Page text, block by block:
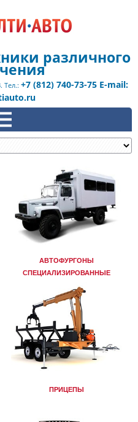
различного
Тел.: +7 (812) 740-73-75 E-mail:
АВТОФУРГОНЫ
СПЕЦИАЛИЗИРОВАННЫЕ
ПРИЦЕПЫ